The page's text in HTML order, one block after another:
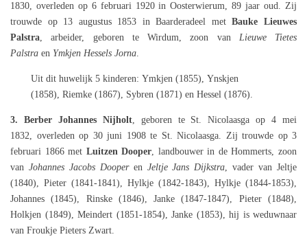
1830, overleden op 6 februari 1920 in Oosterwierum, 89 jaar oud. Zij
trouwde op 13 augustus 1853 in Baarderadeel met Bauke Lieuwes
Palstra, arbeider, geboren te Wirdum, zoon van
Lieuwe Tietes
Palstra en Ymkjen Hessels Jorna.
Uit dit huwelijk 5 kinderen: Ymkjen (1855), Ynskjen
(1858), Riemke (1867), Sybren (1871) en Hessel (1876).
3. Berber Johannes Nijholt, geboren te St. Nicolaasga op 4 mei
1832, overleden op 30 juni 1908 te St. Nicolaasga. Zij trouwde op 3
februari 1866 met Luitzen Dooper, landbouwer in de Hommerts, zoon
van Johannes Jacobs Dooperen Jeltje Jans Dijkstra, vader van Jeltje
(1840), Pieter (1841-1841), Hylkje (1842-1843), Hylkje (1844-1853),
Johannes (1845), Rinske (1846), Janke (1847-1847), Pieter (1848),
Holkjen (1849), Meindert (1851-1854), Janke (1853), hij is weduwnaar
van Froukje Pieters Zwart.